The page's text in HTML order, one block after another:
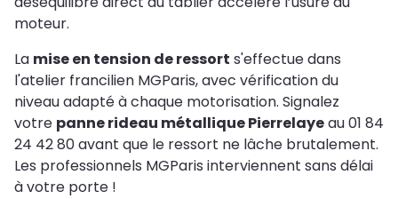
moteur.
La mise en tension de ressort s'effectue dans
l'atelier francilien MGParis, avec vérification du
niveau adapté à chaque motorisation. Signalez
votre panne rideau métallique Pierrelayeau 01 84
24 42 80 avant que le ressort ne lâche brutalement.
Les professionnels MGParis interviennent sans délai
à votre porte !